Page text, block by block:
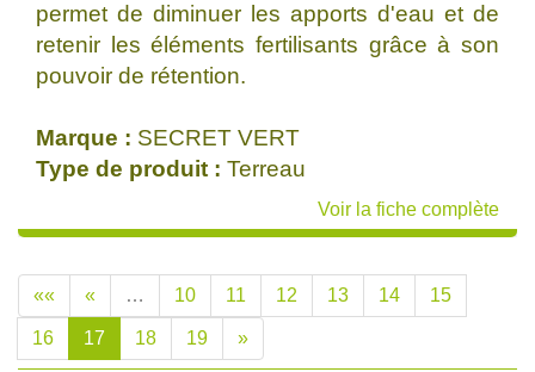
permet de diminuer les apports d'eau et de
retenir les éléments fertilisants grâce à son
pouvoir de rétention.
Marque : SECRET VERT
Type de produit : Terreau
Voir la fiche complète
«« « … 10 11 12 13 14 15
16 17 18 19 »